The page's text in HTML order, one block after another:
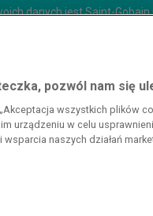
danych jest Saint-
prowadzi Sąd Rejonowy w
związana z cenami
w ramach programu rządowego
cen gazu ziemnego i energii
pozwól nam się
wszystkich plików
urządzeniu w celu
naszych działań